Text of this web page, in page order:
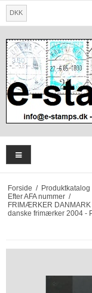
DKK
Forside / Produktkatalog
Efter AFA nummer /
FRIMÆRKER DANMARK
danske frimærker 2004 -